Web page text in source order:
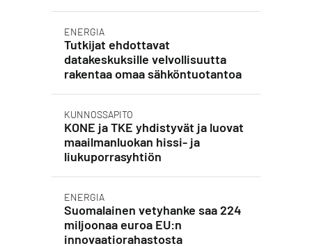
ENERGIA
Tutkijat ehdottavat
datakeskuksille velvollisuutta
rakentaa omaa sähköntuotantoa
KUNNOSSAPITO
KONE ja TKE yhdistyvät ja luovat
maailmanluokan hissi- ja
liukuporrasyhtiön
ENERGIA
Suomalainen vetyhanke saa 224
miljoonaa euroa EU:n
innovaatiorahastosta